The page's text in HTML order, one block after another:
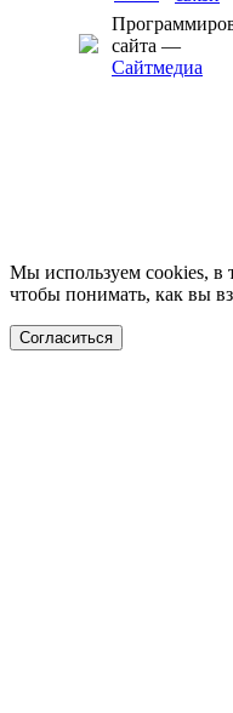
сайта —
Сайтмедиа
Мы используем cookies, в
чтобы понимать, как вы
Согласиться